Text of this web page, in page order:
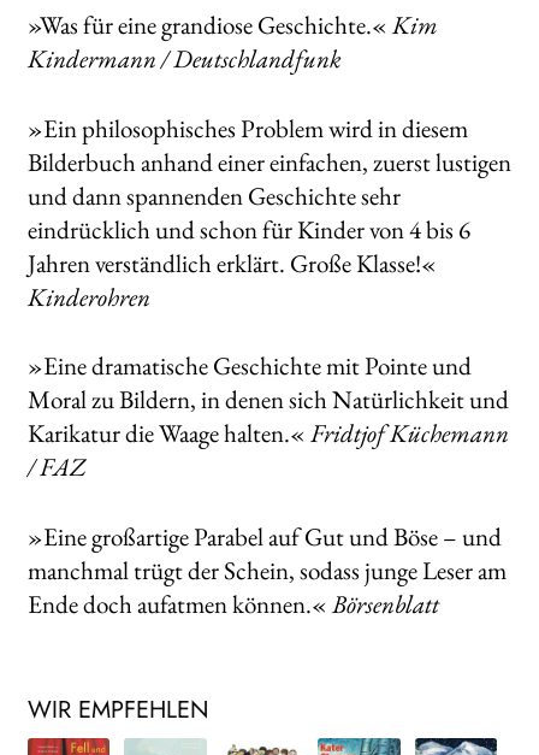
»Was für eine grandiose Geschichte.«Kim
Kindermann / Deutschlandfunk
»Ein philosophisches Problem wird in diesem
Bilderbuch anhand einer einfachen, zuerst lustigen
und dann spannenden Geschichte sehr
eindrücklich und schon für Kinder von 4 bis 6
Jahren verständlich erklärt. Große Klasse!«
Kinderohren
»Eine dramatische Geschichte mit Pointe und
Moral zu Bildern, in denen sich Natürlichkeit und
Karikatur die Waage halten.« Fridtjof Küchemann
/ FAZ
»Eine großartige Parabel auf Gut und Böse – und
manchmal trügt der Schein, sodass junge Leser am
Ende doch aufatmen können.«Börsenblatt
WIR EMPFEHLEN